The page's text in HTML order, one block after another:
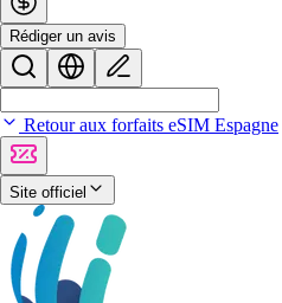
Rédiger un avis
Retour aux forfaits eSIM Espagne
Site officiel